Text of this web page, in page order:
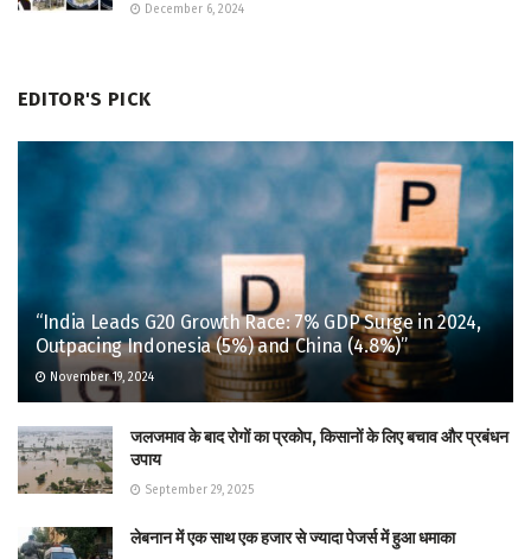
December 6, 2024
EDITOR'S PICK
“India Leads G20 Growth Race: 7% GDP Surge in 2024,
Outpacing Indonesia (5%) and China (4.8%)”
November 19, 2024
जलजमाव के बाद रोगों का प्रकोप, किसानों के लिए बचाव और प्रबंधन
उपाय
September 29, 2025
लेबनान में एक साथ एक हजार से ज्यादा पेजर्स में हुआ धमाका